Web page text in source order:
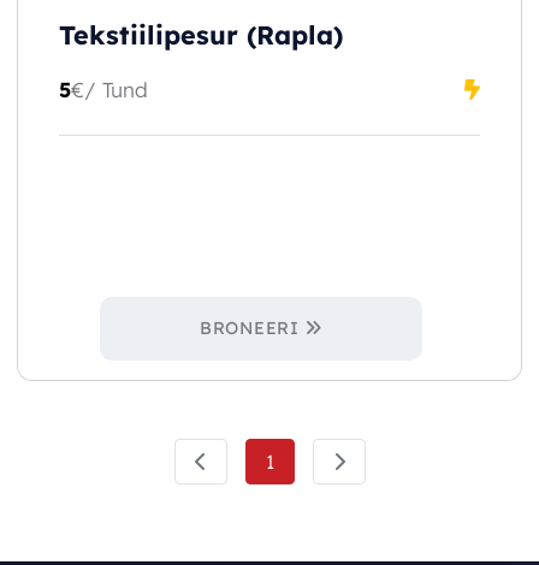
Tekstiilipesur (Rapla)
5€/ Tund
BRONEERI
1